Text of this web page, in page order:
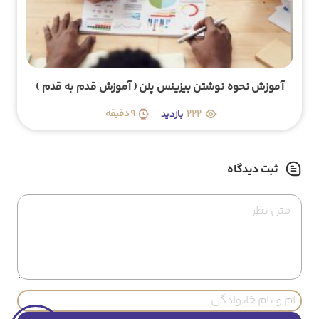
آموزش نحوه نوشتن بیزینس پلن ( آموزش قدم به قدم )
222 9 دقیقه
ثبت دیدگاه